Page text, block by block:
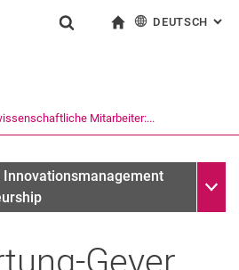
Springe direkt zu: Inhalt
Springe direkt zu: Suche
Springe direkt zu:
(öffnet externen Link in einem
DEUTSCH :
Mitarbeiter:...
Innovationsmanagement
Geyer